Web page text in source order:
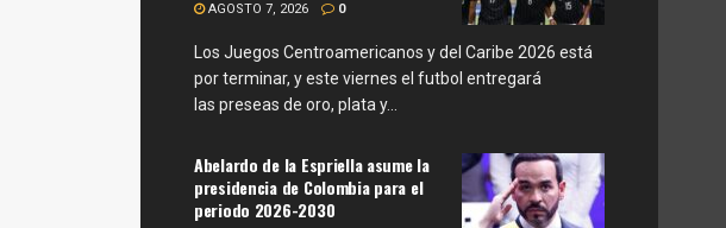
AGOSTO 7, 2026 0
Los Juegos Centroamericanos y del Caribe 2026 está
por terminar, y este viernes el futbol entregará
las preseas de oro, plata y...
Abelardo de la Espriella asume la
presidencia de Colombia para el
periodo 2026-2030